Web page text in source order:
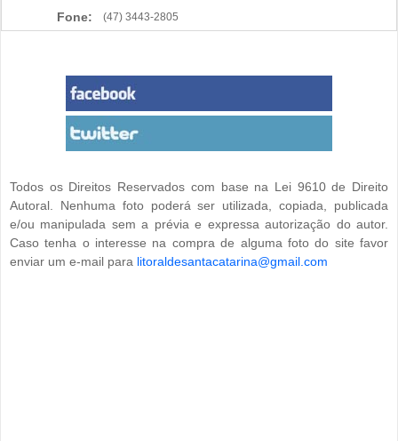
Fone: (47) 3443-2805
Todos os Direitos Reservados com base na Lei 9610 de Direito
Autoral. Nenhuma foto poderá ser utilizada, copiada, publicada
e/ou manipulada sem a prévia e expressa autorização do autor.
Caso tenha o interesse na compra de alguma foto do site favor
enviar um e-mail para litoraldesantacatarina@gmail.com